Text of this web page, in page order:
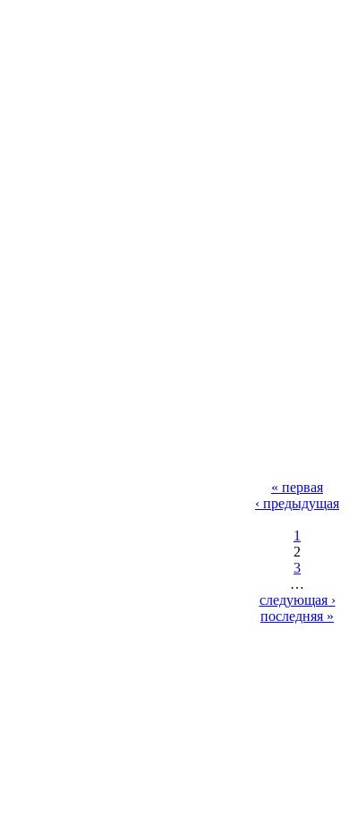
« первая
‹ предыдущая
1
2
3
…
следующая ›
последняя »